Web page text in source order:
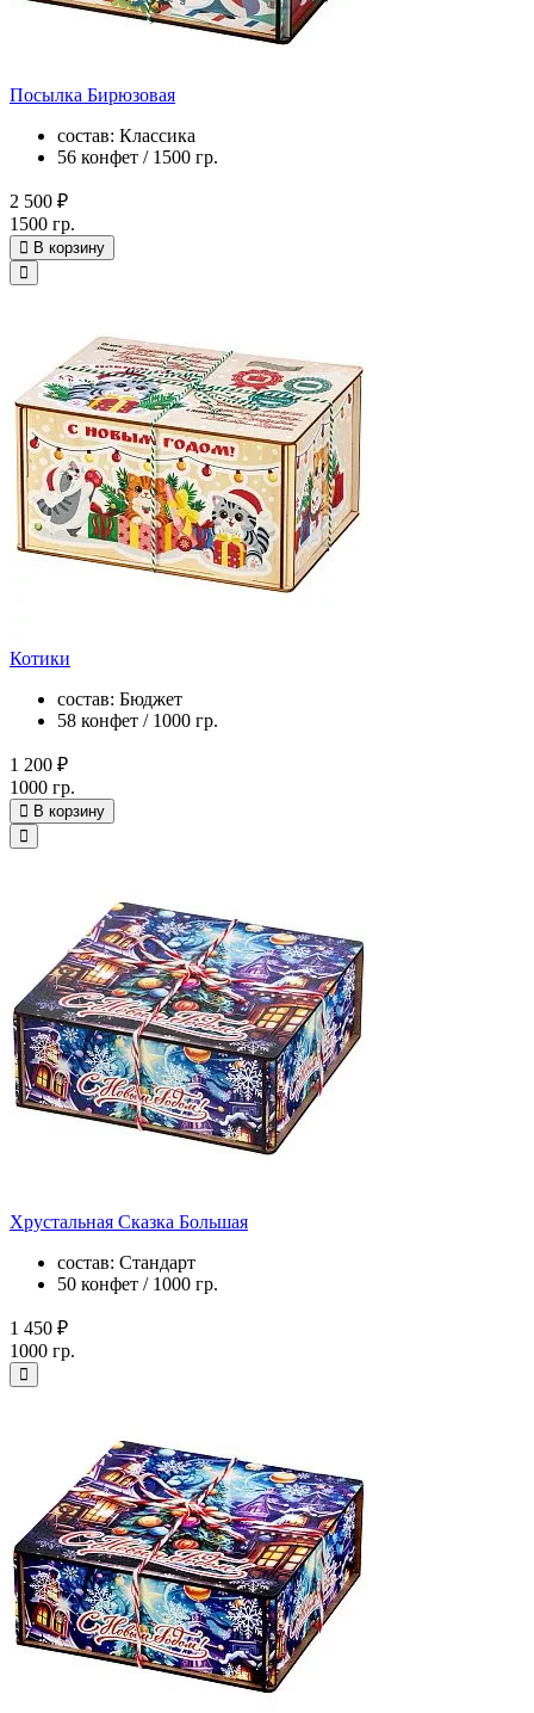
Посылка Бирюзовая
состав: Классика
56 конфет / 1500 гр.
2 500 ₽
1500 гр.
В корзину
Котики
состав: Бюджет
58 конфет / 1000 гр.
1 200 ₽
1000 гр.
В корзину
Хрустальная Сказка Большая
состав: Стандарт
50 конфет / 1000 гр.
1 450 ₽
1000 гр.